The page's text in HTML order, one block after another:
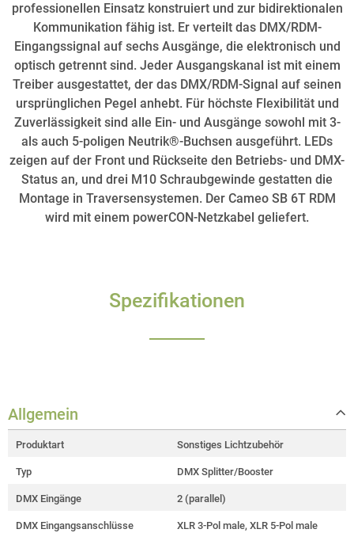
professionellen Einsatz konstruiert und zur bidirektionalen
Kommunikation fähig ist. Er verteilt das DMX/RDM-
Eingangssignal auf sechs Ausgänge, die elektronisch und
optisch getrennt sind. Jeder Ausgangskanal ist mit einem
Treiber ausgestattet, der das DMX/RDM-Signal auf seinen
ursprünglichen Pegel anhebt. Für höchste Flexibilität und
Zuverlässigkeit sind alle Ein- und Ausgänge sowohl mit 3-
als auch 5-poligen Neutrik®-Buchsen ausgeführt. LEDs
zeigen auf der Front und Rückseite den Betriebs- und DMX-
Status an, und drei M10 Schraubgewinde gestatten die
Montage in Traversensystemen. Der Cameo SB 6T RDM
wird mit einem powerCON-Netzkabel geliefert.
Spezifikationen
Allgemein
Produktart Sonstiges Lichtzubehör
Typ DMX Splitter/Booster
DMX Eingänge 2 (parallel)
DMX Eingangsanschlüsse XLR 3-Pol male, XLR 5-Pol male